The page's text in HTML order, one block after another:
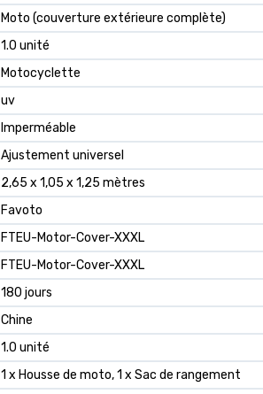
Moto (couverture extérieure complète)
1.0 unité
Motocyclette
uv
Imperméable
Ajustement universel
2,65 x 1,05 x 1,25 mètres
Favoto
FTEU-Motor-Cover-XXXL
FTEU-Motor-Cover-XXXL
180 jours
Chine
1.0 unité
1 x Housse de moto, 1 x Sac de rangement